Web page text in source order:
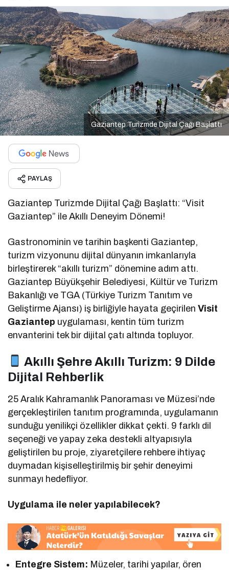
Gaziantep Turizmde Dijital Çağı Başlattı
PAYLAŞ
Gaziantep Turizmde Dijital Çağı Başlattı: “Visit
Gaziantep” ile Akıllı Deneyim Dönemi!
Gastronominin ve tarihin başkenti Gaziantep,
turizm vizyonunu dijital dünyanın imkanlarıyla
birleştirerek “akıllı turizm” dönemine adım attı.
Gaziantep Büyükşehir Belediyesi, Kültür ve Turizm
Bakanlığı ve TGA (Türkiye Turizm Tanıtım ve
Geliştirme Ajansı) iş birliğiyle hayata geçirilenVisit
Gaziantep uygulaması, kentin tüm turizm
envanterini tek bir dijital çatı altında topluyor.
Akıllı Şehre Akıllı Turizm: 9 Dilde
Dijital Rehberlik
25 Aralık Kahramanlık Panoraması ve Müzesi’nde
gerçekleştirilen tanıtım programında, uygulamanın
sunduğu yenilikçi özellikler dikkat çekti. 9 farklı dil
seçeneği ve yapay zeka destekli altyapısıyla
geliştirilen bu proje, ziyaretçilere rehbere ihtiyaç
duymadan kişiselleştirilmiş bir şehir deneyimi
sunmayı hedefliyor.
Uygulama ile neler yapılabilecek?
Entegre Sistem: Müzeler, tarihi yapılar, ören